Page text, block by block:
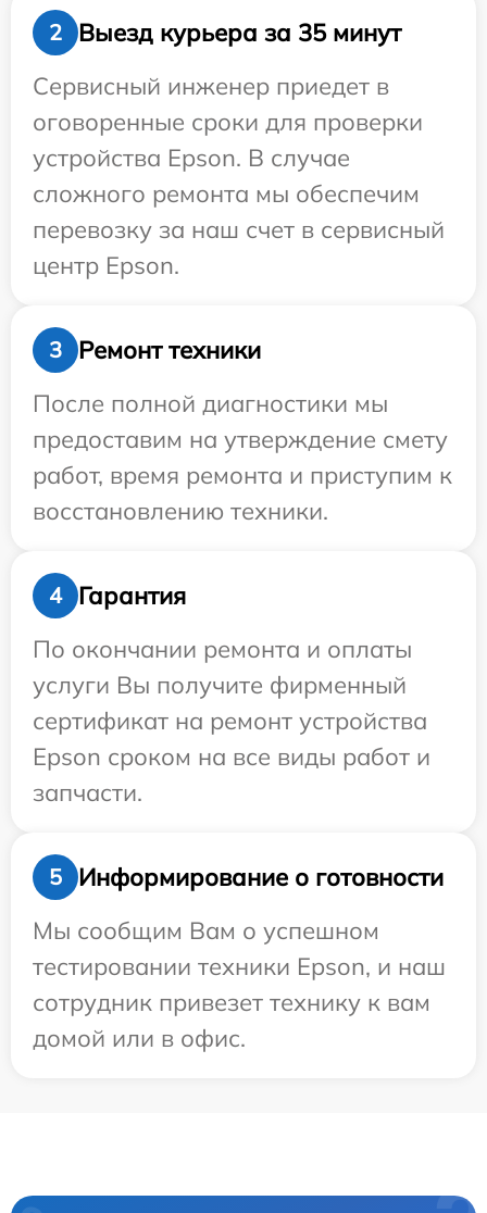
2
Выезд курьера за 35 минут
Сервисный инженер приедет в
оговоренные сроки для проверки
устройства Epson. В случае
сложного ремонта мы обеспечим
перевозку за наш счет в сервисный
центр Epson.
3
Ремонт техники
После полной диагностики мы
предоставим на утверждение смету
работ, время ремонта и приступим к
восстановлению техники.
4
Гарантия
По окончании ремонта и оплаты
услуги Вы получите фирменный
сертификат на ремонт устройства
Epson сроком на все виды работ и
запчасти.
5
Информирование о готовности
Мы сообщим Вам о успешном
тестировании техники Epson, и наш
сотрудник привезет технику к вам
домой или в офис.